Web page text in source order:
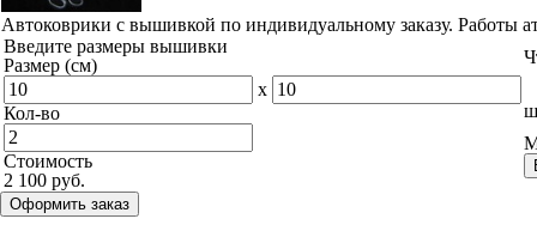
Автоковрики с вышивкой по индивидуальному заказу. Работы
Введите размеры вышивки
Размер (см)
x
Кол-во
Стоимость
2 100 руб.
Оформить заказ